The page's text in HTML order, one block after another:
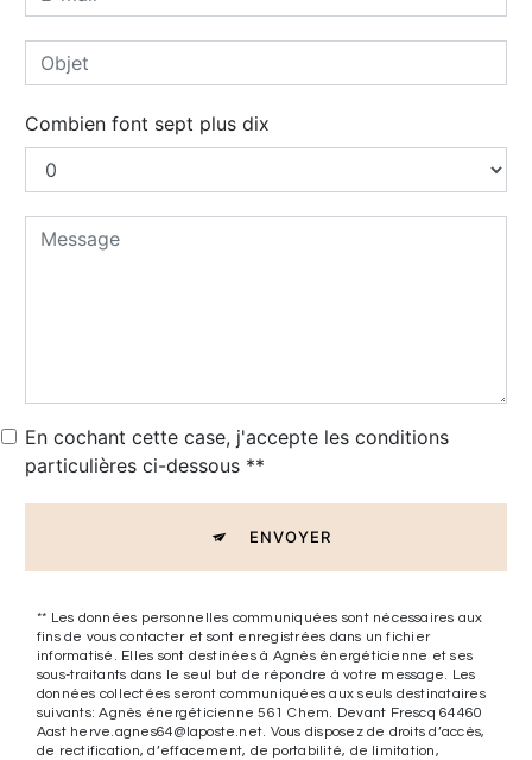
Combien font sept plus dix
En cochant cette case, j'accepte les conditions
particulières ci-dessous **
ENVOYER
** Les données personnelles communiquées sont nécessaires aux
fins de vous contacter et sont enregistrées dans un fichier
informatisé. Elles sont destinées à Agnès énergéticienne et ses
sous-traitants dans le seul but de répondre à votre message. Les
données collectées seront communiquées aux seuls destinataires
suivants: Agnès énergéticienne 561 Chem. Devant Frescq 64460
Aast herve.agnes64@laposte.net. Vous disposez de droits d’accès,
de rectification, d’effacement, de portabilité, de limitation,